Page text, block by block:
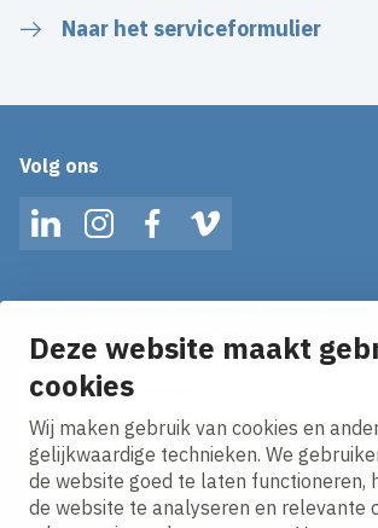
Deze website maakt
cookies
Wij maken gebruik van cookies en
gelijkwaardige technieken. We
de website goed te laten functioneren,
de website te analyseren en relevante
Naar het serviceformulier
Volg ons
LinkedInInstagramFacebookVimeo
Ontvang onze nieuws alerts in je
E-mailadres
Ik ga akkoord met hetprivacy statement.